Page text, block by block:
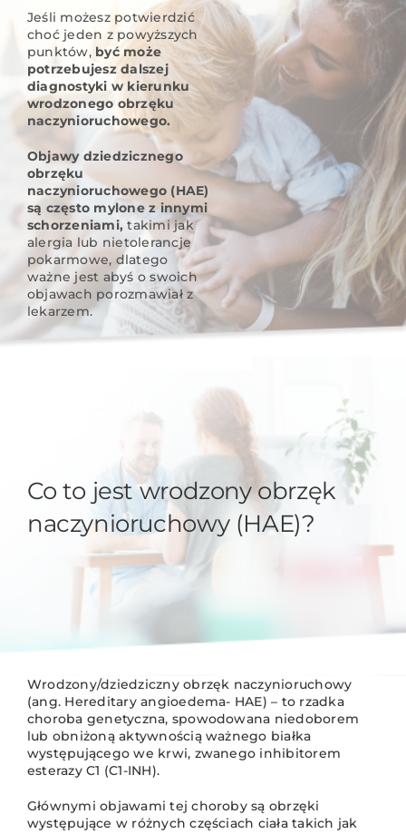
Jeśli możesz potwierdzić
choć jeden z powyższych
punktów, być może
potrzebujesz dalszej
diagnostyki w kierunku
wrodzonego obrzęku
naczynioruchowego.
Objawy dziedzicznego
obrzęku
naczynioruchowego (HAE)
są często mylone z innymi
schorzeniami, takimi jak
alergia lub nietolerancje
pokarmowe, dlatego
ważne jest abyś o swoich
objawach porozmawiał z
lekarzem.
Co to jest wrodzony obrzęk
naczynioruchowy (HAE)?
Wrodzony/dziedziczny obrzęk naczynioruchowy
(ang. Hereditary angioedema- HAE) – to rzadka
choroba genetyczna, spowodowana niedoborem
lub obniżoną aktywnością ważnego białka
występującego we krwi, zwanego inhibitorem
esterazy C1 (C1-INH).
Głównymi objawami tej choroby są obrzęki
występujące w różnych częściach ciała takich jak